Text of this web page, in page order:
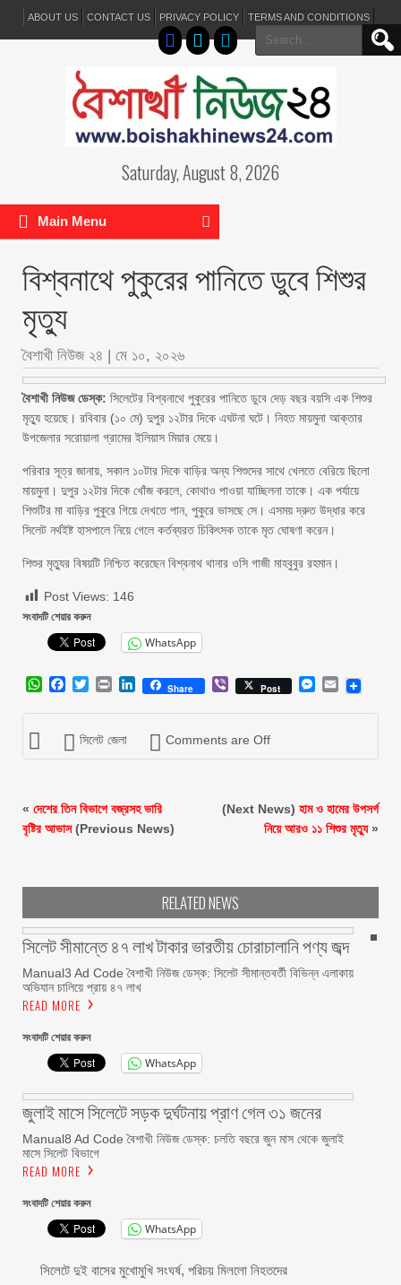
ABOUT US CONTACT US PRIVACY POLICY TERMS AND CONDITIONS
Search
for:
Saturday, August 8, 2026
Main Menu
বিশ্বনাথে পুকুরের পানিতে ডুবে শিশুর
মৃত্যু
বৈশাখী নিউজ ২৪ | মে ১০, ২০২৬
বৈশাখী নিউজ ডেস্ক: সিলেটের বিশ্বনাথে পুকুরের পানিতে ডুবে দেড় বছর বয়সি এক শিশুর
মৃত্যু হয়েছে। রবিবার (১০ মে) দুপুর ১২টার দিকে এঘটনা ঘটে। নিহত মায়মুনা আক্তার
উপজেলার সরোয়ালা গ্রামের ইলিয়াস মিয়ার মেয়ে।
পরিবার সূত্র জানায়, সকাল ১০টার দিকে বাড়ির অন্য শিশুদের সাথে খেলতে বেরিয়ে ছিলো
মায়মুনা। দুপুর ১২টার দিকে খোঁজ করলে, কোথাও পাওয়া যাচ্ছিলনা তাকে। এক পর্যায়ে
শিশুটির মা বাড়ির পুকুরে গিয়ে দেখতে পান, পুকুরে ভাসছে সে। এসময় দ্রুত উদ্ধার করে
সিলেট নর্থইষ্ট হাসপালে নিয়ে গেলে কর্তব্যরত চিকিৎসক তাকে মৃত ঘোষণা করেন।
শিশুর মৃত্যুর বিষয়টি নিশ্চিত করেছেন বিশ্বনাথ থানার ওসি গাজী মাহবুবুর রহমান।
Post Views: 146
সংবাদটি শেয়ার করুন
WhatsApp
WhatsApp
Facebook
Twitter
Print LinkedIn
Share ViberPost Messenger
Email
সিলেট জেলা Comments are Off
« দেশের তিন বিভাগে বজ্রসহ ভারি
বৃষ্টির আভাস(Previous News)
(Next News) হাম ও হামের উপসর্গ
নিয়ে আরও ১১ শিশুর মৃত্যু»
RELATED NEWS
সিলেট সীমান্তে ৪৭ লাখ টাকার ভারতীয় চোরাচালানি পণ্য জব্দ
Manual3 Ad Code বৈশাখী নিউজ ডেস্ক: সিলেট সীমান্তবর্তী বিভিন্ন এলাকায়
অভিযান চালিয়ে প্রায় ৪৭ লাখ
READ MORE
সংবাদটি শেয়ার করুন
WhatsApp
জুলাই মাসে সিলেটে সড়ক দুর্ঘটনায় প্রাণ গেল ৩১ জনের
Manual8 Ad Code বৈশাখী নিউজ ডেস্ক: চলতি বছরে জুন মাস থেকে জুলাই
মাসে সিলেট বিভাগে
READ MORE
সংবাদটি শেয়ার করুন
WhatsApp
সিলেটে দুই বাসের মুখোমুখি সংঘর্ষ, পরিচয় মিললো নিহতদের